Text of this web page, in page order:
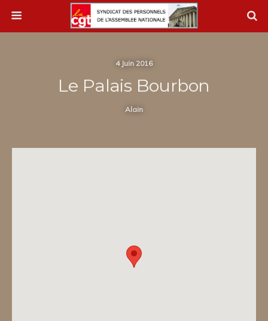
4 Juin 2016
Le Palais Bourbon
Alain